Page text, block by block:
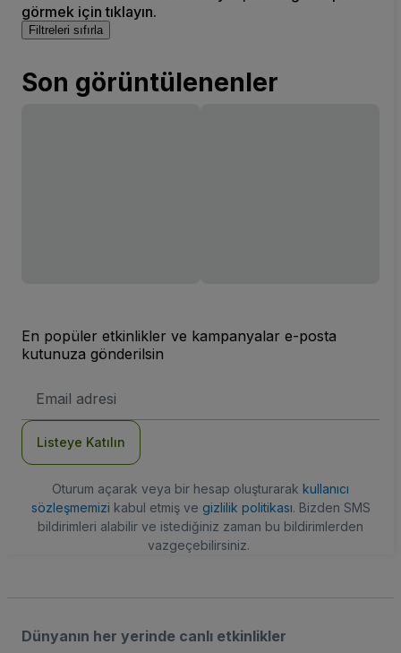
görmek için tıklayın.
Filtreleri sıfırla
Son görüntülenenler
En popüler etkinlikler ve kampanyalar e-posta
kutunuza gönderilsin
posta
Listeye Katılın
Oturum açarak veya bir hesap oluşturarak kullanıcı
sözleşmemizi kabul etmiş ve gizlilik politikası. Bizden SMS
bildirimleri alabilir ve istediğiniz zaman bu bildirimlerden
vazgeçebilirsiniz.
Dünyanın her yerinde canlı etkinlikler